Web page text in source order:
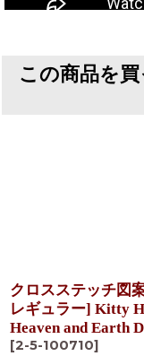
この商品を
クロスステッチ図
レギュラー] Kitty
Heaven and Earth
[2-5-100710]